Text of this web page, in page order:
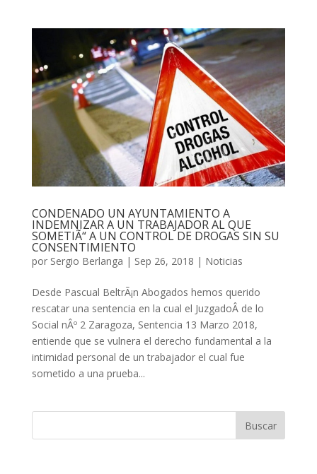
CONDENADO UN AYUNTAMIENTO A
INDEMNIZAR A UN TRABAJADOR AL QUE
SOMETIÃ“ A UN CONTROL DE DROGAS SIN SU
CONSENTIMIENTO
por Sergio Berlanga | Sep 26, 2018 | Noticias
Desde Pascual BeltrÃ¡n Abogados hemos querido
rescatar una sentencia en la cual el JuzgadoÂ de lo
Social nÂº 2 Zaragoza, Sentencia 13 Marzo 2018,
entiende que se vulnera el derecho fundamental a la
intimidad personal de un trabajador el cual fue
sometido a una prueba...